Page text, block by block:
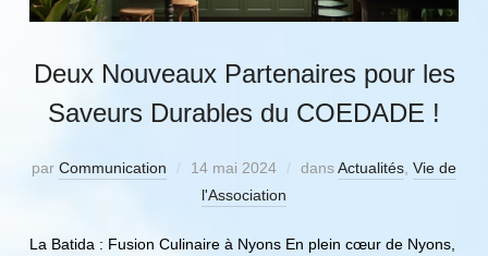
Deux Nouveaux Partenaires pour les
Saveurs Durables du COEDADE !
par Communication 14 mai 2024 dansActualités Vie de
l'Association
La Batida : Fusion Culinaire à Nyons En plein cœur de Nyons,